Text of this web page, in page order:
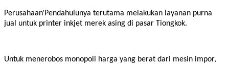
Perusahaan'Pendahulunya terutama melakukan layanan purna
jual untuk printer inkjet merek asing di pasar Tiongkok.
Untuk menerobos monopoli harga yang berat dari mesin impor,